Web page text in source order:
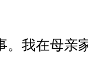
。我在母亲